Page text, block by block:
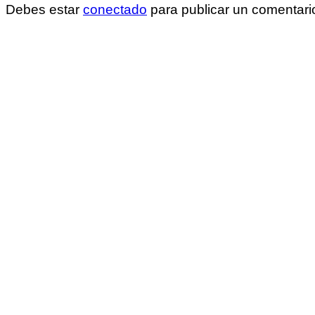
Debes estar conectado para publicar un